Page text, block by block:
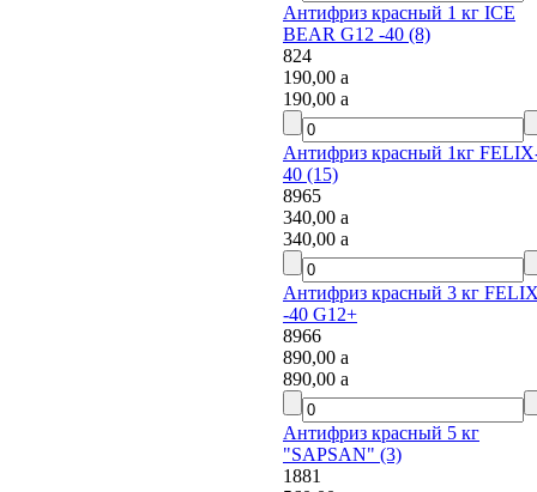
Антифриз красный 1 кг ICE
BEAR G12 -40 (8)
824
190,00a
190,00a
Антифриз красный 1кг FELIX-
40 (15)
8965
340,00a
340,00a
Антифриз красный 3 кг FELIX
-40 G12+
8966
890,00a
890,00a
Антифриз красный 5 кг
"SAPSAN" (3)
1881